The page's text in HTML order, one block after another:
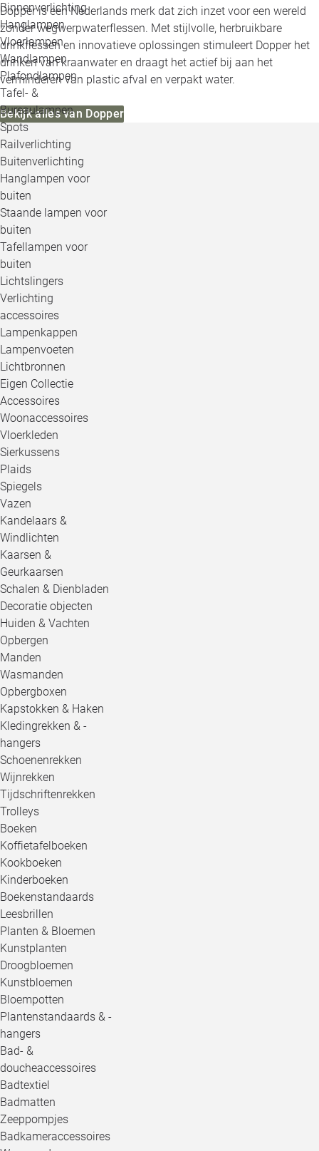
Binnenverlichting
Hanglampen
Vloerlampen
Wandlampen
Plafondlampen
Tafel- &
Bureaulampen
Spots
Railverlichting
Buitenverlichting
Hanglampen voor
buiten
Staande lampen voor
buiten
Tafellampen voor
buiten
Lichtslingers
Verlichting
accessoires
Lampenkappen
Lampenvoeten
Lichtbronnen
Eigen Collectie
Accessoires
Woonaccessoires
Vloerkleden
Sierkussens
Plaids
Spiegels
Vazen
Kandelaars &
Windlichten
Kaarsen &
Geurkaarsen
Schalen & Dienbladen
Decoratie objecten
Huiden & Vachten
Opbergen
Manden
Wasmanden
Opbergboxen
Kapstokken & Haken
Kledingrekken & -
hangers
Schoenenrekken
Wijnrekken
Tijdschriftenrekken
Trolleys
Boeken
Koffietafelboeken
Kookboeken
Kinderboeken
Boekenstandaards
Leesbrillen
Planten & Bloemen
Kunstplanten
Droogbloemen
Kunstbloemen
Bloempotten
Plantenstandaards & -
hangers
Bad- &
doucheaccessoires
Badtextiel
Badmatten
Zeeppompjes
Badkameraccessoires
Dopper is een Nederlands merk dat zich inzet voor een wereld
zonder wegwerpwaterflessen. Met stijlvolle, herbruikbare
drinkflessen en innovatieve oplossingen stimuleert Dopper het
drinken van kraanwater en draagt het actief bij aan het
verminderen van plastic afval en verpakt water.
Bekijk alles van Dopper